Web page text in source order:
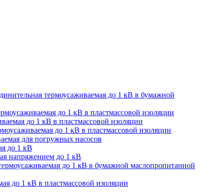
термоусаживаемая до 1 кВ в бумажной
до 1 кВ в пластмассовой изоляции
до 1 кВ в пластмассовой изоляции
до 1 кВ в пластмассовой изоляции
для погружных насосов
до 1 кВ
напряжением до 1 кВ
до 1 кВ в бумажной маслопропитанной
до 1 кВ в пластмассовой изоляции